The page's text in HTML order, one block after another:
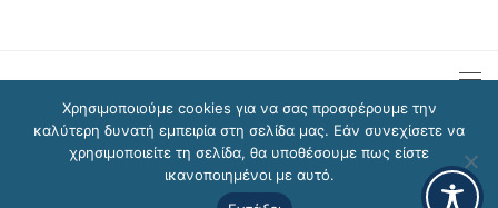
ΔΔΕ Λευκάδας © 2026
Χρησιμοποιούμε cookies για να σας προσφέρουμε την
καλύτερη δυνατή εμπειρία στη σελίδα μας. Εάν συνεχίσετε να
χρησιμοποιείτε τη σελίδα, θα υποθέσουμε πως είστε
ικανοποιημένοι με αυτό.